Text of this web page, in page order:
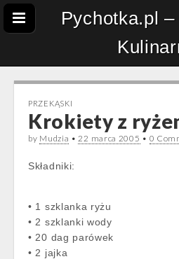
Pychotka.pl
PRZEKĄSKI
Krokiety z
by Mudzia •22 marca 2005 • 0
Składniki:
• 1 szklanka ryżu
• 2 szklanki wody
• 20 dag parówek
• 2 jajka